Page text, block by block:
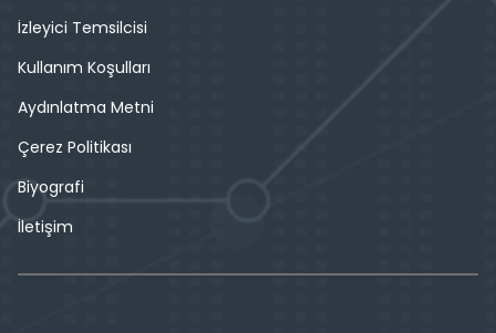
İzleyici Temsilcisi
Kullanım Koşulları
Aydınlatma Metni
Çerez Politikası
Biyografi
İletişim